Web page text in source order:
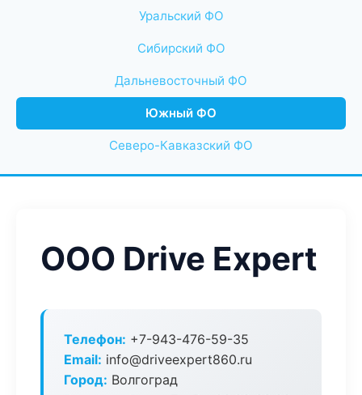
Уральский ФО
Сибирский ФО
Дальневосточный ФО
Южный ФО
Северо-Кавказский ФО
ООО Drive Expert
Телефон: +7-943-476-59-35
Email: info@driveexpert860.ru
Город: Волгоград